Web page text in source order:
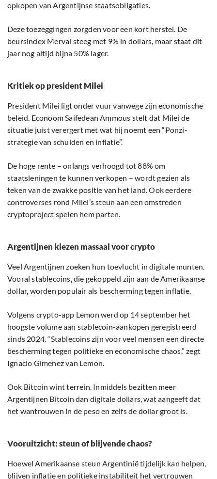
opkopen van Argentijnse staatsobligaties.
Deze toezeggingen zorgden voor een kort herstel. De
beursindex Merval steeg met 9% in dollars, maar staat dit
jaar nog altijd bijna 50% lager.
Kritiek op president Milei
President Milei ligt onder vuur vanwege zijn economische
beleid. Econoom Saifedean Ammous stelt dat Milei de
situatie juist verergert met wat hij noemt een “Ponzi-
strategie van schulden en inflatie”.
De hoge rente – onlangs verhoogd tot 88% om
staatsleningen te kunnen verkopen – wordt gezien als
teken van de zwakke positie van het land. Ook eerdere
controverses rond Milei’s steun aan een omstreden
cryptoproject spelen hem parten.
Argentijnen kiezen massaal voor crypto
Veel Argentijnen zoeken hun toevlucht in digitale munten.
Vooral stablecoins, die gekoppeld zijn aan de Amerikaanse
dollar, worden populair als bescherming tegen inflatie.
Volgens crypto-app Lemon werd op 14 september het
hoogste volume aan stablecoin-aankopen geregistreerd
sinds 2024. “Stablecoins zijn voor veel mensen een directe
bescherming tegen politieke en economische chaos,” zegt
Ignacio Gimenez van Lemon.
Ook Bitcoin wint terrein. Inmiddels bezitten meer
Argentijnen Bitcoin dan digitale dollars, wat aangeeft dat
het wantrouwen in de peso en zelfs de dollar groot is.
Vooruitzicht: steun of blijvende chaos?
Hoewel Amerikaanse steun Argentinië tijdelijk kan helpen,
blijven inflatie en politieke instabiliteit het vertrouwen